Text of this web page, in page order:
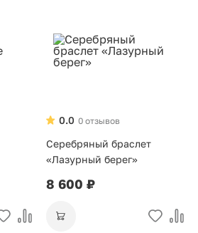
0 отзывов
0.0
Серебряный браслет
«Лазурный берег»
8 600 ₽